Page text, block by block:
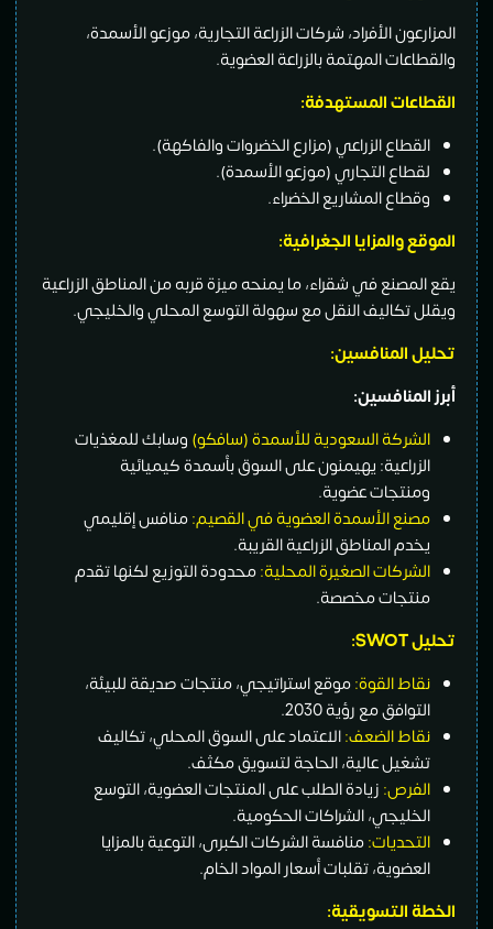
المزارعون الأفراد، شركات الزراعة التجارية، موزعو الأسمدة،
والقطاعات المهتمة بالزراعة العضوية.
القطاعات المستهدفة:
القطاع الزراعي (مزارع الخضروات والفاكهة).
لقطاع التجاري (موزعو الأسمدة).
وقطاع المشاريع الخضراء.
الموقع والمزايا الجغرافية:
يقع المصنع في شقراء، ما يمنحه ميزة قربه من المناطق الزراعية
ويقلل تكاليف النقل مع سهولة التوسع المحلي والخليجي.
تحليل المنافسين:
أبرز المنافسين:
الشركة السعودية للأسمدة (سافكو) وسابك للمغذيات
الزراعية: يهيمنون على السوق بأسمدة كيميائية
ومنتجات عضوية.
مصنع الأسمدة العضوية في القصيم:منافس إقليمي
يخدم المناطق الزراعية القريبة.
الشركات الصغيرة المحلية:محدودة التوزيع لكنها تقدم
منتجات مخصصة.
تحليل SWOT:
نقاط القوة:موقع استراتيجي، منتجات صديقة للبيئة،
التوافق مع رؤية 2030.
نقاط الضعف:الاعتماد على السوق المحلي، تكاليف
تشغيل عالية، الحاجة لتسويق مكثف.
الفرص: زيادة الطلب على المنتجات العضوية، التوسع
الخليجي، الشراكات الحكومية.
التحديات:منافسة الشركات الكبرى، التوعية بالمزايا
العضوية، تقلبات أسعار المواد الخام.
الخطة التسويقية: